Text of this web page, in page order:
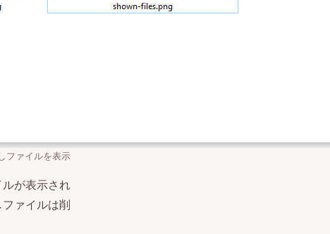
ファイルを表示
が表示され
ァイルは削